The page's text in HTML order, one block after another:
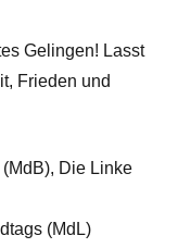
Gelingen! Lasst
Frieden und
Die Linke
(MdL)